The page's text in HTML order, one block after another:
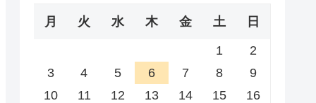
月 火 水 木 金 土 日
1
2
3
4 5 6 7 8
9
10
11 12 13 14 15
16